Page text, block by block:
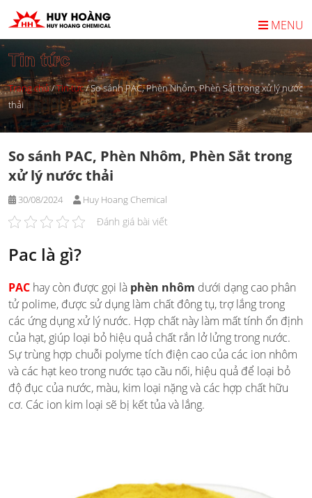
Skip
to
content
MENU
Tin tức
Trang chủ/Tin tức/So sánh PAC, Phèn Nhôm, Phèn Sắt trong xử lý nước
thải
So sánh PAC, Phèn Nhôm, Phèn Sắt trong
xử lý nước thải
30/08/2024 Huy Hoang Chemical
Đánh giá bài viết
Pac là gì?
PAC hay còn được gọi là phèn nhôm dưới dạng cao phân
tử polime, được sử dụng làm chất đông tụ, trợ lắng trong
các ứng dụng xử lý nước. Hợp chất này làm mất tính ổn định
của hạt, giúp loại bỏ hiệu quả chất rắn lở lửng trong nước.
Sự trùng hợp chuỗi polyme tích điện cao của các ion nhôm
và các hạt keo trong nước tạo cầu nối, hiệu quả để loại bỏ
độ đục của nước, màu, kim loại nặng và các hợp chất hữu
cơ. Các ion kim loại sẽ bị kết tủa và lắng.